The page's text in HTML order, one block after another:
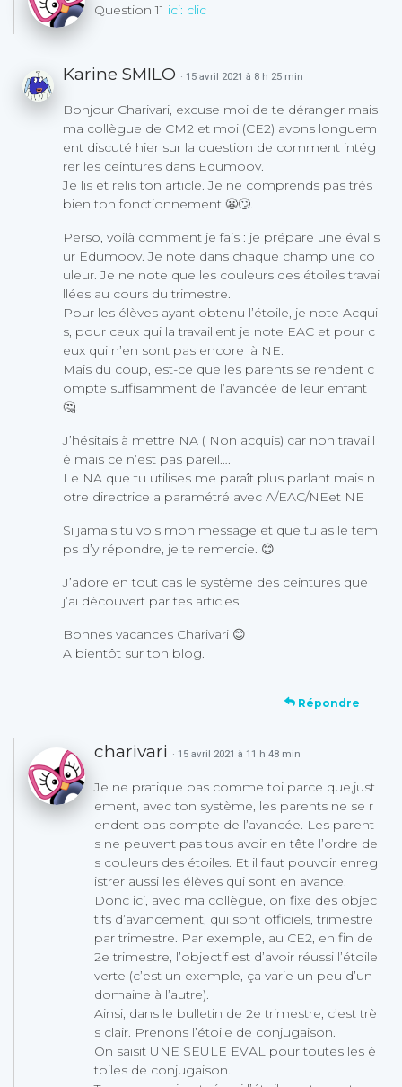
Question 11 ici: clic
Karine SMILO · 15 avril 2021 à 8 h 25 min
Bonjour Charivari, excuse moi de te déranger mais
ma collègue de CM2 et moi (CE2) avons longuem
ent discuté hier sur la question de comment intég
rer les ceintures dans Edumoov.
Je lis et relis ton article. Je ne comprends pas très
bien ton fonctionnement 😬🙄.
Perso, voilà comment je fais : je prépare une éval s
ur Edumoov. Je note dans chaque champ une co
uleur. Je ne note que les couleurs des étoiles travai
llées au cours du trimestre.
Pour les élèves ayant obtenu l’étoile, je note Acqui
s, pour ceux qui la travaillent je note EAC et pour c
eux qui n’en sont pas encore là NE.
Mais du coup, est-ce que les parents se rendent c
ompte suffisamment de l’avancée de leur enfant
🤔.
J’hésitais à mettre NA ( Non acquis) car non travaill
é mais ce n’est pas pareil….
Le NA que tu utilises me paraît plus parlant mais n
otre directrice a paramétré avec A/EAC/NEet NE
Si jamais tu vois mon message et que tu as le tem
ps d’y répondre, je te remercie. 😊
J’adore en tout cas le système des ceintures que
j’ai découvert par tes articles.
Bonnes vacances Charivari 😊
A bientôt sur ton blog.
Répondre
charivari · 15 avril 2021 à 11 h 48 min
Je ne pratique pas comme toi parce que,just
ement, avec ton système, les parents ne se r
endent pas compte de l’avancée. Les parent
s ne peuvent pas tous avoir en tête l’ordre de
s couleurs des étoiles. Et il faut pouvoir enreg
istrer aussi les élèves qui sont en avance.
Donc ici, avec ma collègue, on fixe des objec
tifs d’avancement, qui sont officiels, trimestre
par trimestre. Par exemple, au CE2, en fin de
2e trimestre, l’objectif est d’avoir réussi l’étoile
verte (c’est un exemple, ça varie un peu d’un
domaine à l’autre).
Ainsi, dans le bulletin de 2e trimestre, c’est trè
s clair. Prenons l’étoile de conjugaison.
On saisit UNE SEULE EVAL pour toutes les é
toiles de conjugaison.